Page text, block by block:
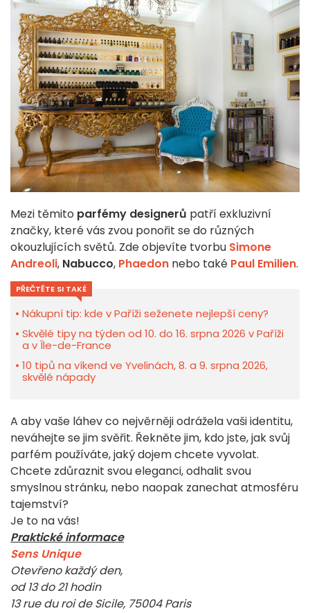
Mezi těmito parfémy designerů patří exkluzivní
značky, které vás zvou ponořit se do různých
okouzlujících světů. Zde objevíte tvorbu Simone
Andreoli, Nabucco, Phaedon nebo také Paul Emilien.
PŘEČTĚTE SI TAKÉ
Nákupní tip: kde v Paříži seženete nejlepší ceny?
Skvělé tipy na týden od 10. do 16. srpna 2026 v Paříži
a v Île-de-France
10 tipů na víkend ve Yvelinách, 8. a 9. srpna 2026,
skvělé nápady
A aby vaše láhev co nejvěrněji odrážela vaši identitu,
neváhejte se jim svěřit. Řekněte jim, kdo jste, jak svůj
parfém používáte, jaký dojem chcete vyvolat.
Chcete zdůraznit svou eleganci, odhalit svou
smyslnou stránku, nebo naopak zanechat atmosféru
tajemství?
Je to na vás!
Praktické informace
Sens Unique
Otevřeno každý den,
od 13 do 21 hodin
13 rue du roi de Sicile, 75004 Paris